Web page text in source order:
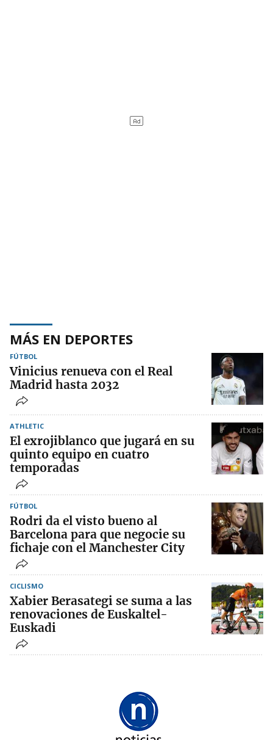
MÁS EN DEPORTES
FÚTBOL
Vinicius renueva con el Real
Madrid hasta 2032
ATHLETIC
El exrojiblanco que jugará en su
quinto equipo en cuatro
temporadas
FÚTBOL
Rodri da el visto bueno al
Barcelona para que negocie su
fichaje con el Manchester City
CICLISMO
Xabier Berasategi se suma a las
renovaciones de Euskaltel-
Euskadi